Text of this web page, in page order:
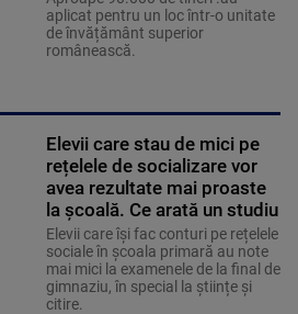
aplicat pentru un loc într-o unitate
de învățământ superior
românească.
Elevii care stau de mici pe
rețelele de socializare vor
avea rezultate mai proaste
la școală. Ce arată un studiu
Elevii care îşi fac conturi pe rețelele
sociale în școala primară au note
mai mici la examenele de la final de
gimnaziu, în special la științe și
citire.